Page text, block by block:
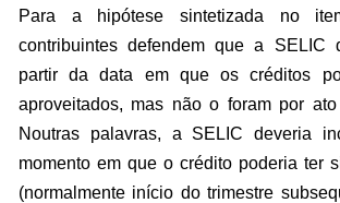
Para a hipótese sintetizada no
contribuintes defendem que a SELIC
partir da data em que os créditos
aproveitados, mas não o foram por
Noutras palavras, a SELIC deveria
momento em que o crédito poderia ter
(normalmente início do trimestre